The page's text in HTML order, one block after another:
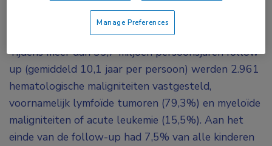
De kinderen waren geboren tussen 1996 en 2016,
en werden gevolgd tot uiterlijk 31 december 2017.
Tijdens meer dan 35,7 miljoen persoonsjaren follow-
up (gemiddeld 10,1 jaar per persoon) werden 2.961
hematologische maligniteiten vastgesteld,
voornamelijk lymfoïde tumoren (79,3%) en myeloïde
maligniteiten of acute leukemie (15,5%). Aan het
einde van de follow-up had 7,5% van alle kinderen
Manage Preferences